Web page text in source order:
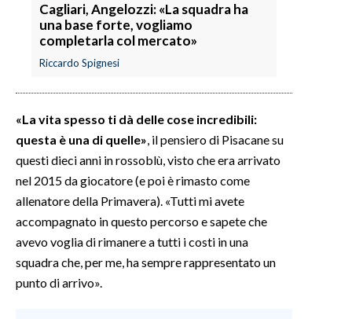
ANNUNCI
NECROLOGI
PUBBLICITÀ
Cagliari, Angelozzi: «La squadra ha
una base forte, vogliamo
completarla col mercato»
Riccardo Spignesi
«La vita spesso ti dà delle cose incredibili:
questa è una di quelle», il pensiero di Pisacane su
questi dieci anni in rossoblù, visto che era arrivato
nel 2015 da giocatore (e poi è rimasto come
allenatore della Primavera). «Tutti mi avete
accompagnato in questo percorso e sapete che
avevo voglia di rimanere a tutti i costi in una
squadra che, per me, ha sempre rappresentato un
punto di arrivo».